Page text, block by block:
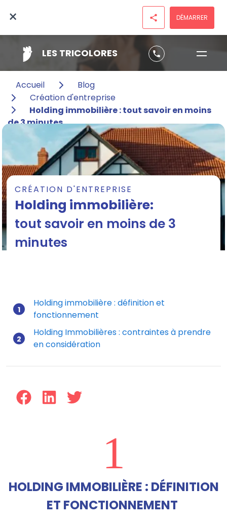
LES TRICOLORES phone
× share DÉMARRER
Accueil
Blog
Création d'entreprise
Holding immobilière : tout savoir en moins
de 3 minutes
CRÉATION D'ENTREPRISE
Holding immobilière:
tout savoir en moins de 3
minutes
Mis à jour le 30/08/2023
Holding immobilière : définition et
fonctionnement
Holding Immobilières : contraintes à prendre
en considération
1
HOLDING IMMOBILIÈRE : DÉFINITION
ET FONCTIONNEMENT